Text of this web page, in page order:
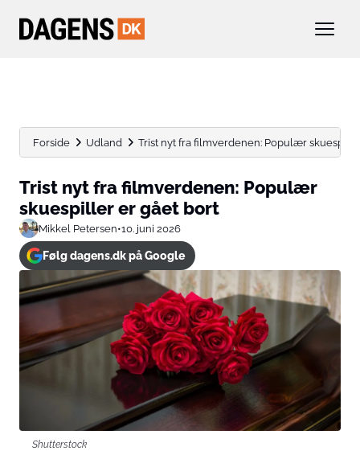
Forside Udland Trist nyt fra filmverdenen: Populær
Trist nyt fra filmverdenen: Populær
skuespiller er gået bort
Mikkel Petersen•10. juni 2026
Følg dagens.dk på Google
Shutterstock